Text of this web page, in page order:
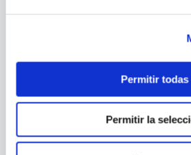
Permitir todas
Permitir la
MANDELA Y EL GENERAL KING